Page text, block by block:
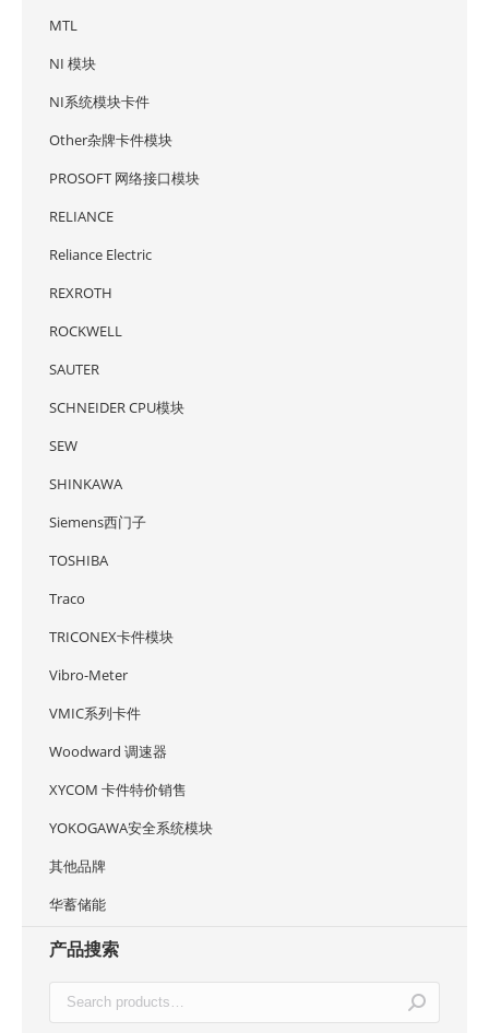
MTL
NI 模块
NI系统模块卡件
Other杂牌卡件模块
PROSOFT 网络接口模块
RELIANCE
Reliance Electric
REXROTH
ROCKWELL
SAUTER
SCHNEIDER CPU模块
SEW
SHINKAWA
Siemens西门子
TOSHIBA
Traco
TRICONEX卡件模块
Vibro-Meter
VMIC系列卡件
Woodward 调速器
XYCOM 卡件特价销售
YOKOGAWA安全系统模块
其他品牌
华蓄储能
产品搜索